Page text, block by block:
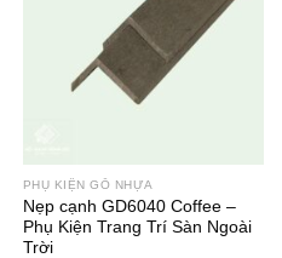
PHỤ KIỆN GỖ NHỰA
Nẹp cạnh GD6040 Coffee –
Phụ Kiện Trang Trí Sàn Ngoài
Trời